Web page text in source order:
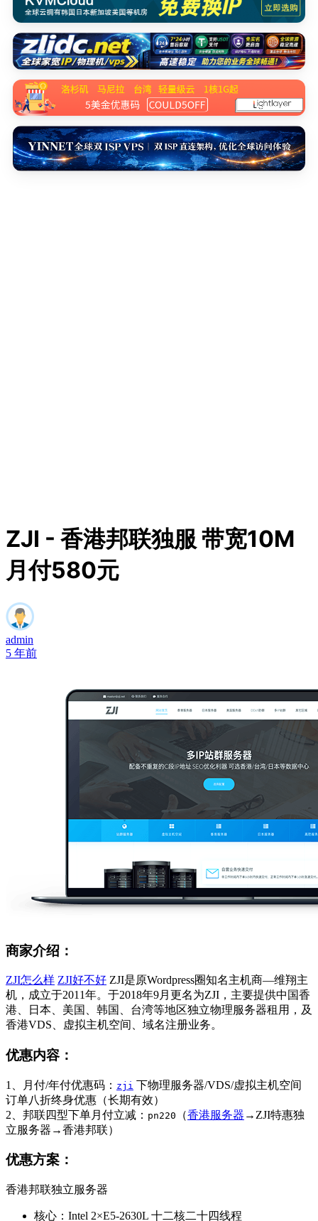
ZJI - 香港邦联独服 带宽10M
月付580元
admin
5 年前
商家介绍：
ZJI怎么样 ZJI好不好 ZJI是原Wordpress圈知名主机商—维翔主
机，成立于2011年。于2018年9月更名为ZJI，主要提供中国香
港、日本、美国、韩国、台湾等地区独立物理服务器租用，及
香港VDS、虚拟主机空间、域名注册业务。
优惠内容：
1、月付/年付优惠码： zji 下物理服务器/VDS/虚拟主机空间
订单八折终身优惠（长期有效）
2、邦联四型下单月付立减： pn220 （香港服务器 →ZJI特惠独
立服务器→香港邦联）
优惠方案：
香港邦联独立服务器
核心：Intel 2×E5-2630L 十二核二十四线程